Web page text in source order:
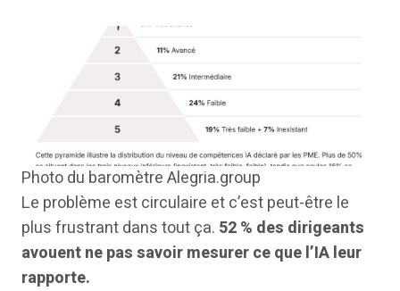
Photo du baromètre Alegria.group
Le problème est circulaire et c’est peut-être le
plus frustrant dans tout ça. 52 % des dirigeants
avouent ne pas savoir mesurer ce que l’IA leur
rapporte.